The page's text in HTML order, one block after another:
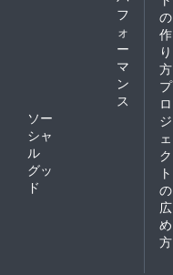
フ
ォ
ー
マ
ン
ス
ソー
シャ
ル
グッ
ド
の
作
り
方
プ
ロ
ジ
ェ
ク
ト
の
広
め
方